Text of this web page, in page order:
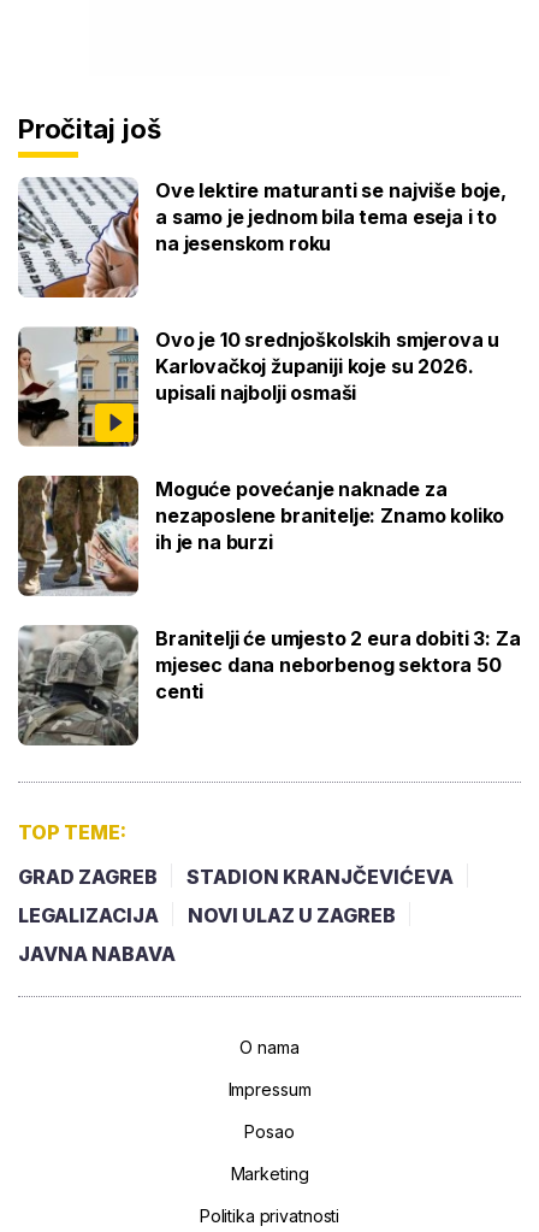
Pročitaj još
Ove lektire maturanti se najviše boje,
a samo je jednom bila tema eseja i to
na jesenskom roku
Ovo je 10 srednjoškolskih smjerova u
Karlovačkoj županiji koje su 2026.
upisali najbolji osmaši
Moguće povećanje naknade za
nezaposlene branitelje: Znamo koliko
ih je na burzi
Branitelji će umjesto 2 eura dobiti 3: Za
mjesec dana neborbenog sektora 50
centi
TOP TEME:
GRAD ZAGREB
STADION KRANJČEVIĆEVA
LEGALIZACIJA
NOVI ULAZ U ZAGREB
JAVNA NABAVA
O nama
Impressum
Posao
Marketing
Politika privatnosti